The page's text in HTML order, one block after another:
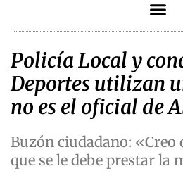
Policía Local y
Deportes utilizan
no es el oficial de
Buzón ciudadano: «Creo
que se le debe prestar la